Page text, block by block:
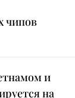
чипов
и
на